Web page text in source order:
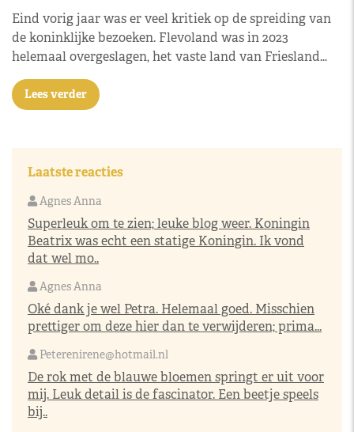
Eind vorig jaar was er veel kritiek op de spreiding van
de koninklijke bezoeken. Flevoland was in 2023
helemaal overgeslagen, het vaste land van Friesland…
Lees verder
Laatste reacties
Agnes Anna
Superleuk om te zien; leuke blog weer. Koningin
Beatrix was echt een statige Koningin. Ik vond
dat wel mo..
Agnes Anna
Oké dank je wel Petra. Helemaal goed. Misschien
prettiger om deze hier dan te verwijderen; prima...
Peterenirene@hotmail.nl
De rok met de blauwe bloemen springt er uit voor
mij. Leuk detail is de fascinator. Een beetje speels
bij..